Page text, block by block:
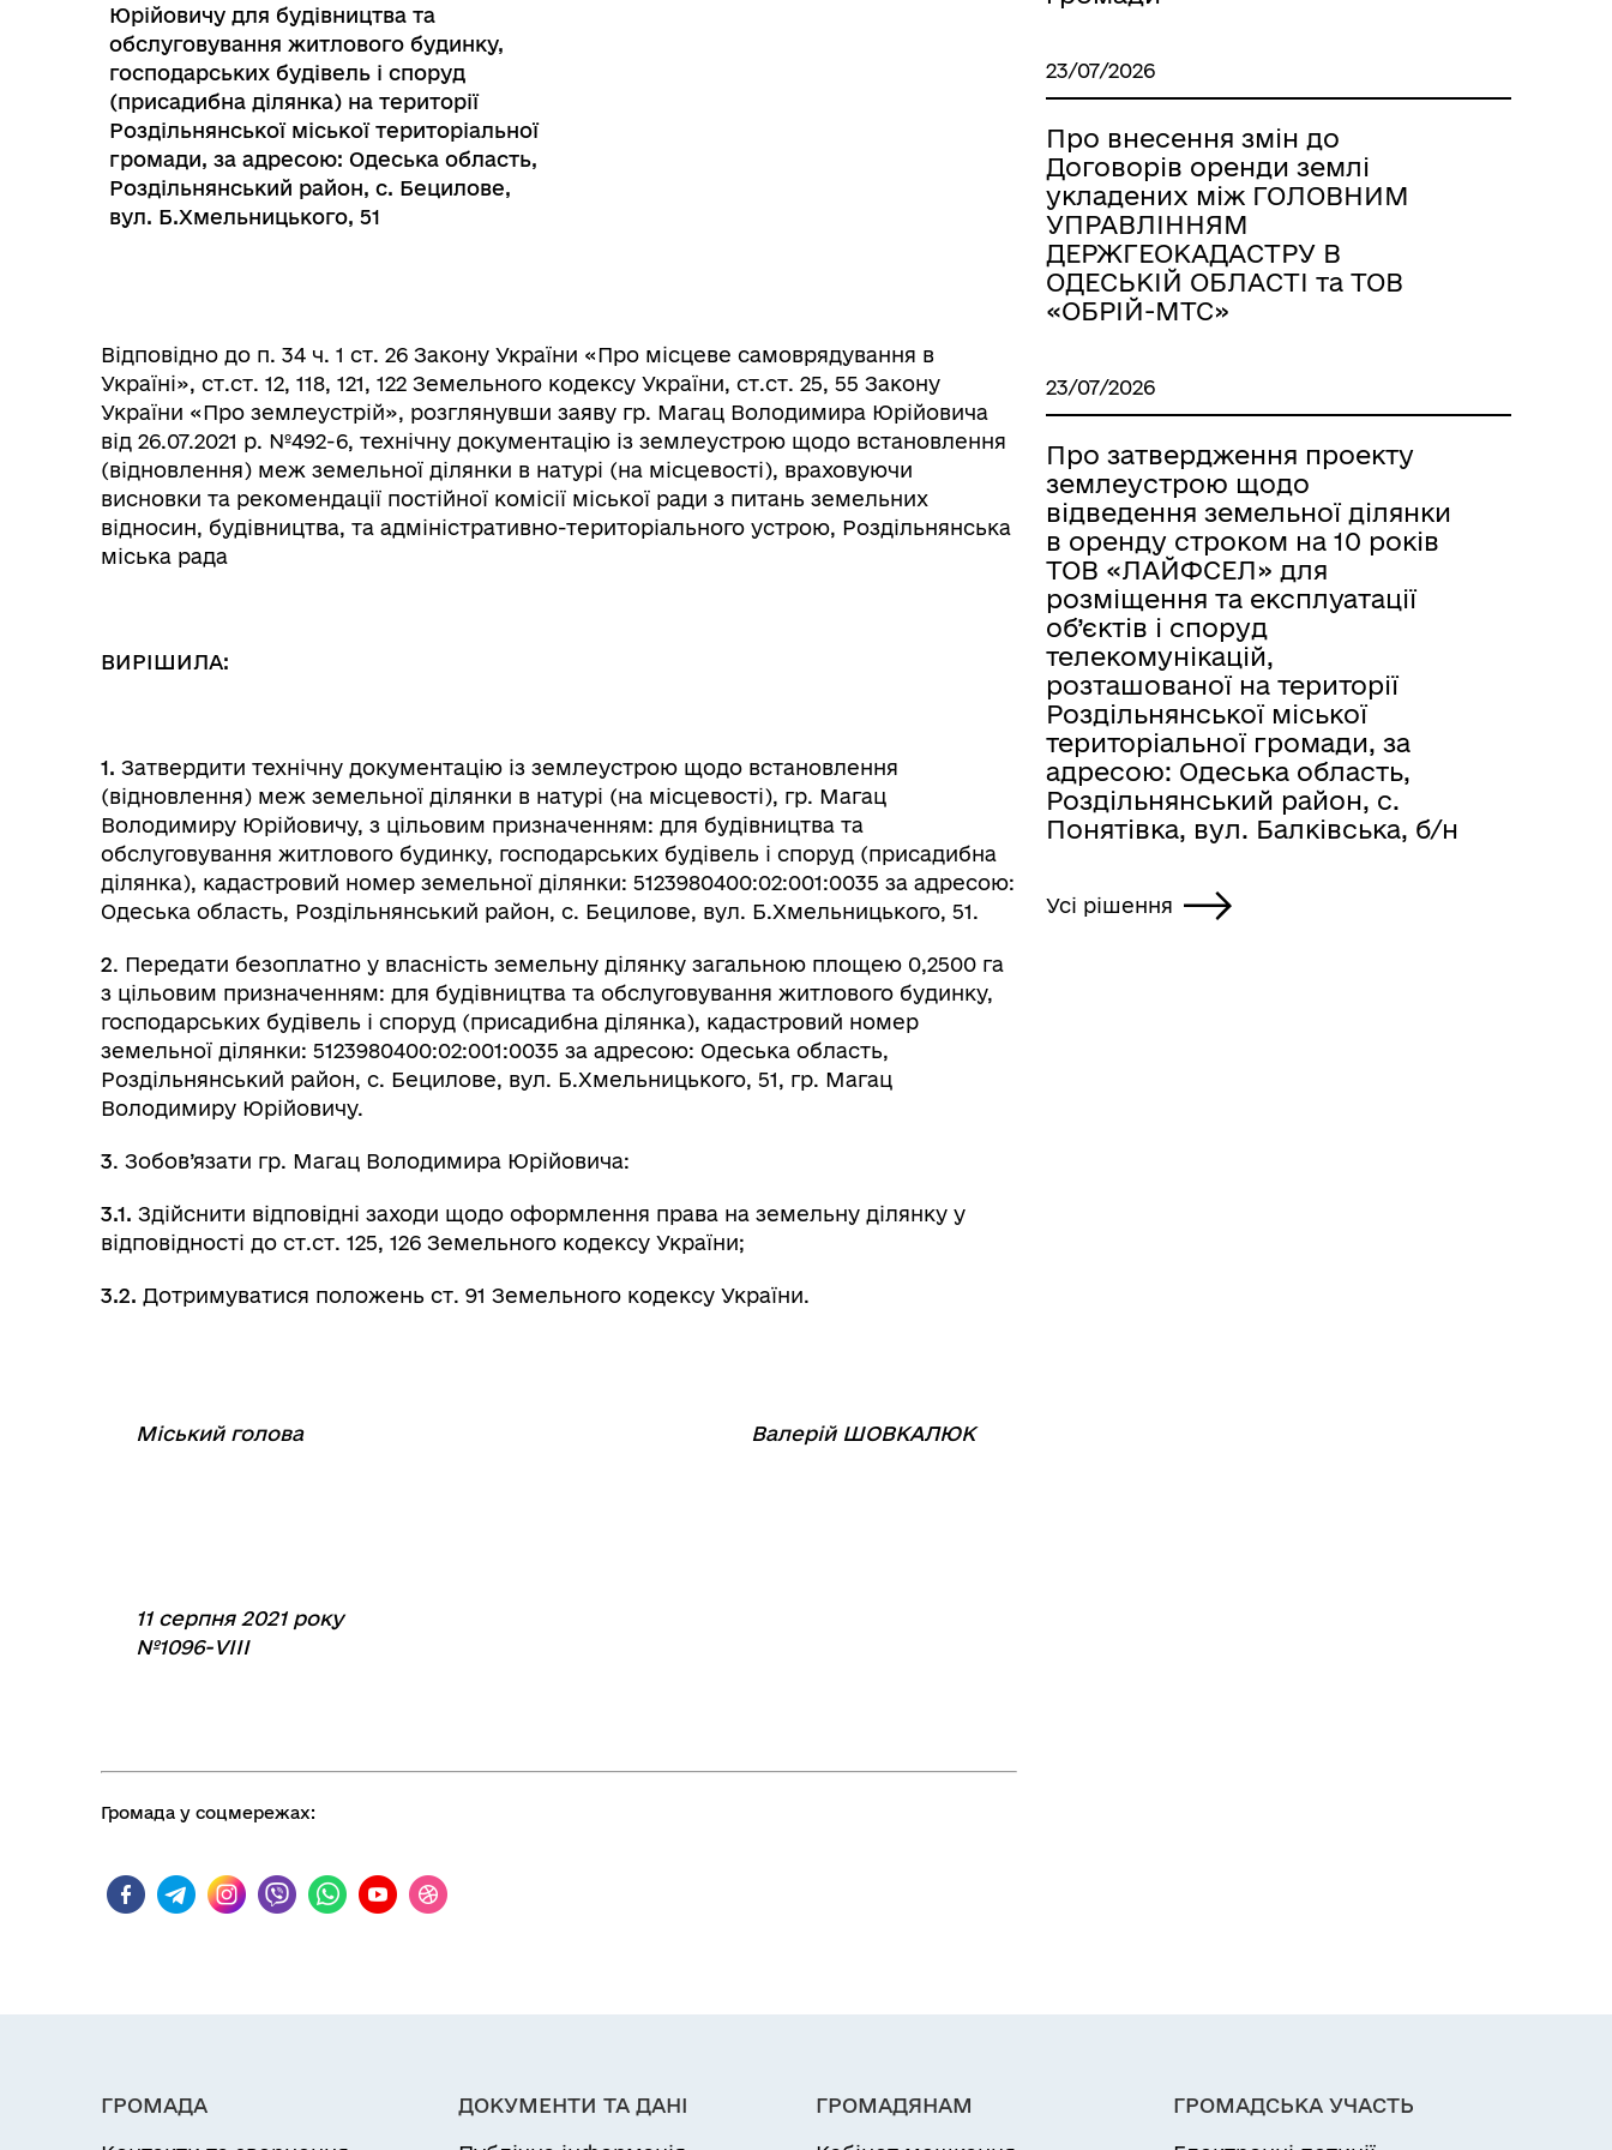
Юрійовичу для будівництва та
обслуговування житлового будинку,
господарських будівель і споруд
(присадибна ділянка) на території
Роздільнянської міської територіальної
громади, за адресою: Одеська область,
Роздільнянський район, с. Бецилове,
вул. Б.Хмельницького, 51
Відповідно до п. 34 ч. 1 ст. 26 Закону України «Про місцеве самоврядування в
Україні», ст.ст. 12, 118, 121, 122 Земельного кодексу України, ст.ст. 25, 55 Закону
України «Про землеустрій», розглянувши заяву гр. Магац Володимира Юрійовича
від 26.07.2021 р. №492-6, технічну документацію із землеустрою щодо встановлення
(відновлення) меж земельної ділянки в натурі (на місцевості), враховуючи
висновки та рекомендації постійної комісії міської ради з питань земельних
відносин, будівництва, та адміністративно-територіального устрою, Роздільнянська
міська рада
ВИРІШИЛА:
1. Затвердити технічну документацію із землеустрою щодо встановлення
(відновлення) меж земельної ділянки в натурі (на місцевості), гр. Магац
Володимиру Юрійовичу, з цільовим призначенням: для будівництва та
обслуговування житлового будинку, господарських будівель і споруд (присадибна
ділянка), кадастровий номер земельної ділянки: 5123980400:02:001:0035 за адресою:
Одеська область, Роздільнянський район, с. Бецилове, вул. Б.Хмельницького, 51.
2. Передати безоплатно у власність земельну ділянку загальною площею 0,2500 га
з цільовим призначенням: для будівництва та обслуговування житлового будинку,
господарських будівель і споруд (присадибна ділянка), кадастровий номер
земельної ділянки: 5123980400:02:001:0035 за адресою: Одеська область,
Роздільнянський район, с. Бецилове, вул. Б.Хмельницького, 51, гр. Магац
Володимиру Юрійовичу.
3. Зобов’язати гр. Магац Володимира Юрійовича:
3.1. Здійснити відповідні заходи щодо оформлення права на земельну ділянку у
відповідності до ст.ст. 125, 126 Земельного кодексу України;
3.2. Дотримуватися положень ст. 91 Земельного кодексу України.
Міський голова⠀ Валерій ШОВКАЛЮК
11 серпня 2021 року
№1096-VIІІ
Громада у соцмережах:
23/07/2026
Про внесення змін до
Договорів оренди землі
укладених між ГОЛОВНИМ
УПРАВЛІННЯМ
ДЕРЖГЕОКАДАСТРУ В
ОДЕСЬКІЙ ОБЛАСТІ та ТОВ
«ОБРІЙ-МТС»
23/07/2026
Про затвердження проекту
землеустрою щодо
відведення земельної ділянки
в оренду строком на 10 років
ТОВ «ЛАЙФСЕЛ» для
розміщення та експлуатації
об’єктів і споруд
телекомунікацій,
розташованої на території
Роздільнянської міської
територіальної громади, за
адресою: Одеська область,
Роздільнянський район, с.
Понятівка, вул. Балківська, б/н
Усі рішення
ГРОМАДА ДОКУМЕНТИ ТА ДАНІ ГРОМАДЯНАМ ГРОМАДСЬКА УЧАСТЬ